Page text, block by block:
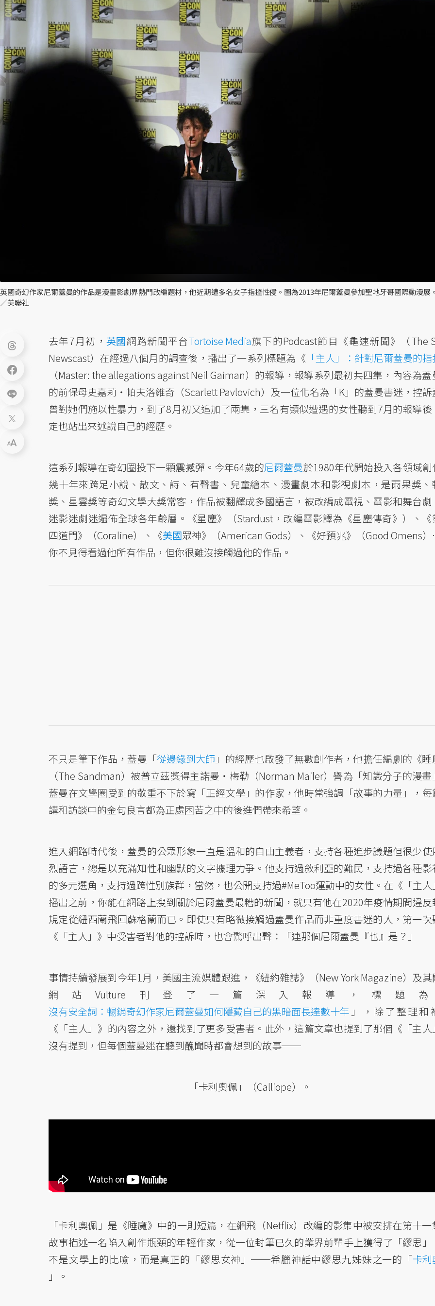
英國奇幻作家尼爾蓋曼的作品是漫畫影劇界熱門改編題材，他近期遭多名女子指控性侵。圖為2013年尼爾蓋曼參加聖地牙哥國際動漫展
／美聯社
去年7月初，英國網路新聞平台Tortoise Media旗下的Podcast節目《龜速新聞》（The
Newscast）在經過八個月的調查後，播出了一系列標題為《 「主人」：針對尼爾蓋曼的指
（Master: the allegations against Neil Gaiman）的報導，報導系列最初共四集，內容為蓋
的前保母史嘉莉・帕夫洛維奇（Scarlett Pavlovich）及一位化名為「K」的蓋曼書迷，控訴
曾對她們施以性暴力，到了8月初又追加了兩集，三名有類似遭遇的女性聽到7月的報導後
定也站出來述說自己的經歷。
這系列報導在奇幻圈投下一顆震撼彈。今年64歲的尼爾蓋曼於1980年代開始投入各領域創
幾十年來跨足小說、散文、詩、有聲書、兒童繪本、漫畫劇本和影視劇本，是雨果獎、
獎、星雲獎等奇幻文學大獎常客，作品被翻譯成多國語言，被改編成電視、電影和舞台劇
迷影迷劇迷遍佈全球各年齡層。《星塵》（Stardust，改編電影譯為《星塵傳奇》）、《
四道門》（Coraline）、《美國眾神》（American Gods）、《好預兆》（Good Omens
你不見得看過他所有作品，但你很難沒接觸過他的作品。
不只是筆下作品，蓋曼「從邊緣到大師 」的經歷也啟發了無數創作者，他擔任編劇的《睡
（The Sandman）被普立茲獎得主諾曼・梅勒（Norman Mailer）譽為「知識分子的漫畫
蓋曼在文學圈受到的敬重不下於寫「正經文學」的作家，他時常強調「故事的力量」，每
講和訪談中的金句良言都為正處困苦之中的後進們帶來希望。
進入網路時代後，蓋曼的公眾形象一直是溫和的自由主義者，支持各種進步議題但很少使
烈語言，總是以充滿知性和幽默的文字據理力爭。他支持過敘利亞的難民，支持過各種影
的多元選角，支持過跨性別族群，當然，也公開支持過#MeToo運動中的女性。在《「主人
播出之前，你能在網路上搜到關於尼爾蓋曼最糟的新聞，就只有他在2020年疫情期間違反
規定從紐西蘭飛回蘇格蘭而已。即使只有略微接觸過蓋曼作品而非重度書迷的人，第一次
《「主人」》中受害者對他的控訴時，也會驚呼出聲：「連那個尼爾蓋曼『也』是？」
事情持續發展到今年1月，美國主流媒體跟進，《紐約雜誌》（New York Magazine）及其
網站Vulture刊登了一篇深入報導，標題為
沒有安全詞：暢銷奇幻作家尼爾蓋曼如何隱藏自己的黑暗面長達數十年 」，除了整理和
《「主人」》的內容之外，還找到了更多受害者。此外，這篇文章也提到了那個《「主人
沒有提到，但每個蓋曼迷在聽到醜聞時都會想到的故事──
「卡利奧佩」（Calliope）。
「卡利奧佩」是《睡魔》中的一則短篇，在網飛（Netflix）改編的影集中被安排在第十一
故事描述一名陷入創作瓶頸的年輕作家，從一位封筆已久的業界前輩手上獲得了「繆思」
不是文學上的比喻，而是真正的「繆思女神」──希臘神話中繆思九姊妹之一的「卡利
」。